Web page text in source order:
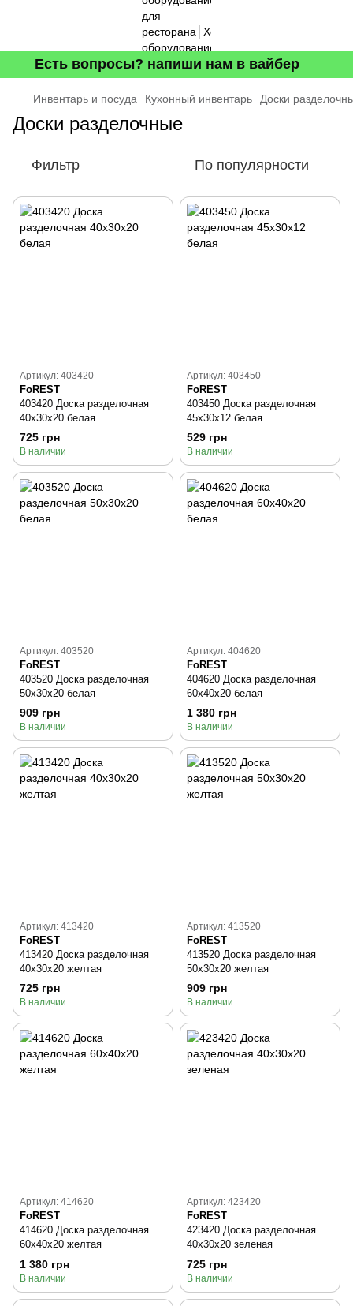
Есть вопросы? напиши нам в вайбер
Инвентарь и посуда Кухонный инвентарь Доски
Доски разделочные
Фильтр По популярности
Артикул: 403420
FoREST
403420 Доска разделочная
40x30x20 белая
725 грн
В наличии
Артикул: 403450
FoREST
403450 Доска разделочная
45x30x12 белая
529 грн
В наличии
Артикул: 403520
FoREST
403520 Доска разделочная
50x30x20 белая
909 грн
В наличии
Артикул: 404620
FoREST
404620 Доска разделочная
60x40x20 белая
1 380 грн
В наличии
Артикул: 413420
FoREST
413420 Доска разделочная
40x30x20 желтая
725 грн
В наличии
Артикул: 413520
FoREST
413520 Доска разделочная
50x30x20 желтая
909 грн
В наличии
Артикул: 414620
FoREST
414620 Доска разделочная
60x40x20 желтая
1 380 грн
В наличии
Артикул: 423420
FoREST
423420 Доска разделочная
40x30x20 зеленая
725 грн
В наличии